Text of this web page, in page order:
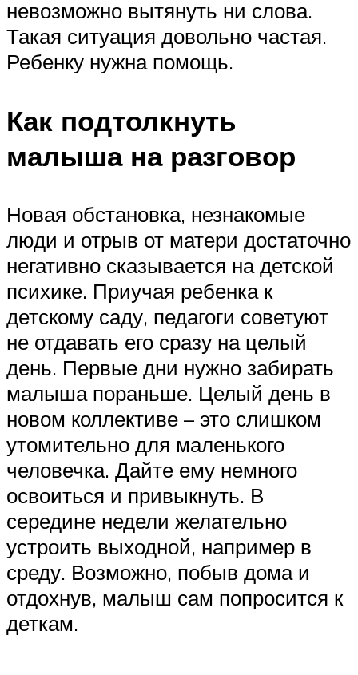
невозможно вытянуть ни слова.
Такая ситуация довольно частая.
Ребенку нужна помощь.
Как подтолкнуть
малыша на разговор
Новая обстановка, незнакомые
люди и отрыв от матери достаточно
негативно сказывается на детской
психике. Приучая ребенка к
детскому саду, педагоги советуют
не отдавать его сразу на целый
день. Первые дни нужно забирать
малыша пораньше. Целый день в
новом коллективе – это слишком
утомительно для маленького
человечка. Дайте ему немного
освоиться и привыкнуть. В
середине недели желательно
устроить выходной, например в
среду. Возможно, побыв дома и
отдохнув, малыш сам попросится к
деткам.